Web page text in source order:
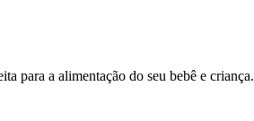
para a alimentação do seu bebê e criança.